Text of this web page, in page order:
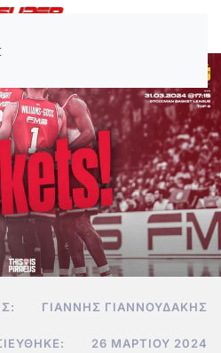
ΓΙΆΝΝΗΣ ΓΙΑΝΝΟΥΔΆΚΗΣ
26 ΜΑΡΤΊΟΥ 2024